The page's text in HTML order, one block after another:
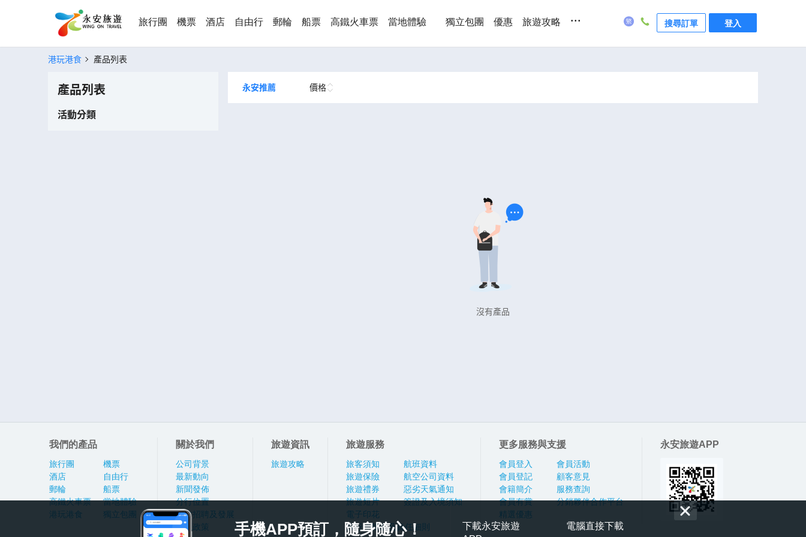
旅行團 機票 酒店 自由行 郵輪 船票 高鐵火車票 當地體驗 獨立包團 優惠 旅遊攻略 ... 搜尋訂單 登入
港玩港食 產品列表
產品列表
活動分類
永安推薦 價格
沒有產品
我們的產品
旅行團
酒店
郵輪
高鐵火車票
港玩港食
機票
自由行
船票
當地體驗
獨立包團
關於我們
公司背景
最新動向
新聞發佈
分行位置
人才招聘及發展
私隱政策
旅遊資訊
旅遊攻略
旅遊服務
旅客須知
旅遊保險
旅遊禮券
旅遊短片
電子印花
航班資料
航空公司資料
惡劣天氣通知
簽證及入境須知
旅行團報名及責任細則
更多服務與支援
會員登入
會員登記
會籍簡介
會員有賞
精選優惠
會員活動
顧客意見
服務查詢
分銷夥伴合作平台
永安旅遊APP
手機APP預訂，隨身隨心！
下載永安旅遊
電腦直接下載